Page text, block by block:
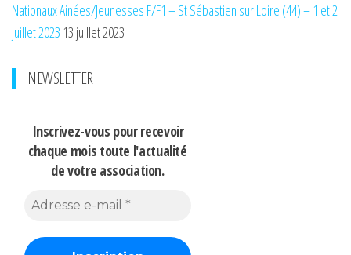
Nationaux Ainées/Jeunesses F/F1 – St Sébastien sur Loire (44) – 1 et 2
juillet 2023 13 juillet 2023
NEWSLETTER
Inscrivez-vous pour recevoir
chaque mois toute l'actualité
de votre association.